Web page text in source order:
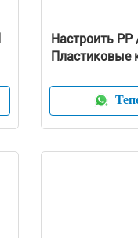
Настроить
Пластиковые